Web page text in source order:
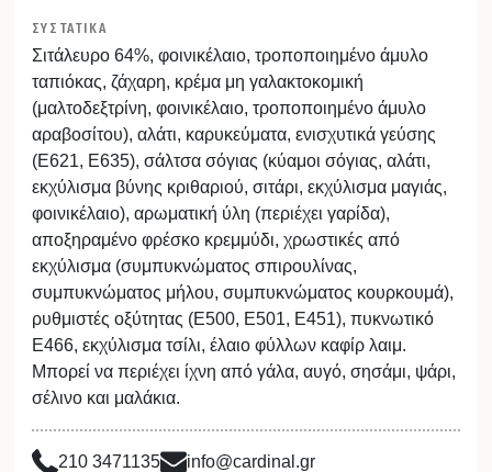
ΣΥΣΤΑΤΙΚΑ
Σιτάλευρο 64%, φοινικέλαιο, τροποποιημένο άμυλο
ταπιόκας, ζάχαρη, κρέμα μη γαλακτοκομική
(μαλτοδεξτρίνη, φοινικέλαιο, τροποποιημένο άμυλο
αραβοσίτου), αλάτι, καρυκεύματα, ενισχυτικά γεύσης
(Ε621, Ε635), σάλτσα σόγιας (κύαμοι σόγιας, αλάτι,
εκχύλισμα βύνης κριθαριού, σιτάρι, εκχύλισμα μαγιάς,
φοινικέλαιο), αρωματική ύλη (περιέχει γαρίδα),
αποξηραμένο φρέσκο κρεμμύδι, χρωστικές από
εκχύλισμα (συμπυκνώματος σπιρουλίνας,
συμπυκνώματος μήλου, συμπυκνώματος κουρκουμά),
ρυθμιστές οξύτητας (Ε500, Ε501, Ε451), πυκνωτικό
Ε466, εκχύλισμα τσίλι, έλαιο φύλλων καφίρ λαιμ.
Μπορεί να περιέχει ίχνη από γάλα, αυγό, σησάμι, ψάρι,
σέλινο και μαλάκια.
210 3471135
info@cardinal.gr